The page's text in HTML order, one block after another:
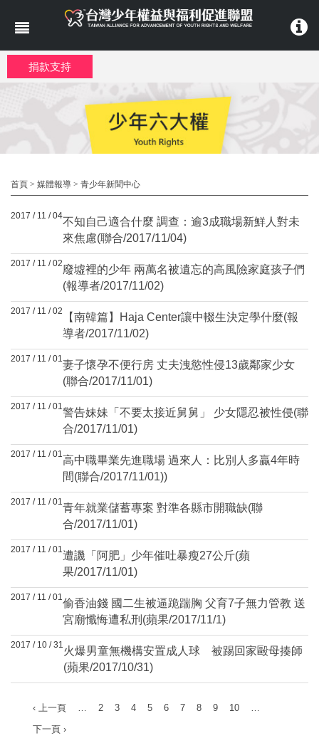
捐款支持
首頁 > 媒體報導 > 青少年新聞中心
2017 / 11 / 04不知自己適合什麼 調查：逾3成職場新鮮人對未
來焦慮(聯合/2017/11/04)
2017 / 11 / 02廢墟裡的少年 兩萬名被遺忘的高風險家庭孩子們
(報導者/2017/11/02)
2017 / 11 / 02
【南韓篇】Haja Center讓中輟生決定學什麼(報
導者/2017/11/02)
2017 / 11 / 01妻子懷孕不便行房 丈夫洩慾性侵13歲鄰家少女
(聯合/2017/11/01)
2017 / 11 / 01警告妹妹「不要太接近舅舅」 少女隱忍被性侵(聯
合/2017/11/01)
2017 / 11 / 01高中職畢業先進職場 過來人：比別人多贏4年時
間(聯合/2017/11/01))
2017 / 11 / 01青年就業儲蓄專案 對準各縣市開職缺(聯
合/2017/11/01)
2017 / 11 / 01遭譏「阿肥」少年催吐暴瘦27公斤(蘋
果/2017/11/01)
2017 / 11 / 01偷香油錢 國二生被逼跪踹胸 父育7子無力管教 送
宮廟懺悔遭私刑(蘋果/2017/11/1)
2017 / 10 / 31火爆男童無機構安置成人球 被踢回家毆母揍師
(蘋果/2017/10/31)
‹ 上一頁 … 2 3 4 5 6 7 8 9 10
…
下一頁 ›